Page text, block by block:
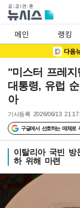
메인 랭킹
"미스터 프레
대통령, 유럽
아
기사등록 2026/06/13
구글에서 선호하는 매체로
이탈리아 국빈
하 위해 마련